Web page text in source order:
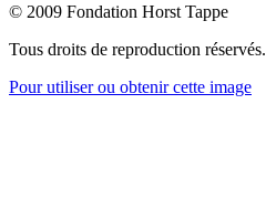
© 2009 Fondation Horst Tappe
Tous droits de reproduction réservés.
Pour utiliser ou obtenir cette image